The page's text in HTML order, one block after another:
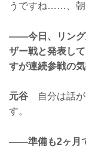
うですね……、朝
——今日、リング
ザー戦と発表し
すが連続参戦の
元谷 自分は話が
す。
——準備も2ヶ月